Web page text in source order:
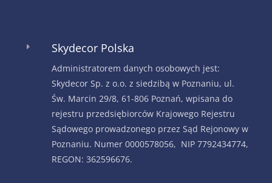
E Skydecor Polska
Administratorem danych osobowych jest:
Skydecor Sp. z o.o. z siedzibą w Poznaniu, ul.
Św. Marcin 29/8, 61-806 Poznań, wpisana do
rejestru przedsiębiorców Krajowego Rejestru
Sądowego prowadzonego przez Sąd Rejonowy w
Poznaniu. Numer 0000578056, NIP 7792434774,
REGON: 362596676.